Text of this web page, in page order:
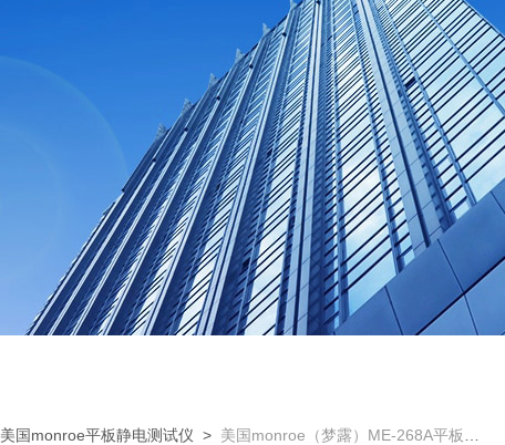
美国monroe平板静电测试仪 > 美国monroe（梦露）ME-268A平板静电测试仪